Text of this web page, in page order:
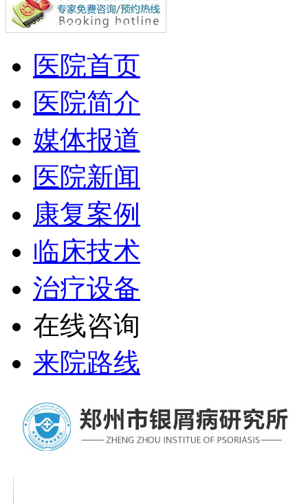
医院首页
医院简介
媒体报道
医院新闻
康复案例
临床技术
治疗设备
在线咨询
来院路线